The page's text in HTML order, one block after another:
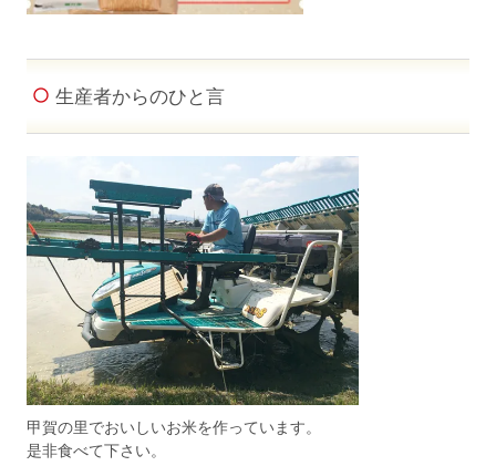
生産者からのひと言
甲賀の里でおいしいお米を作っています。
是非食べて下さい。